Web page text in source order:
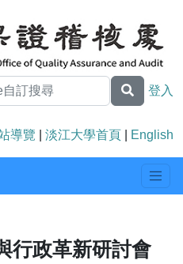
登入
導覽 淡江大學首頁 English
行政革新研討會